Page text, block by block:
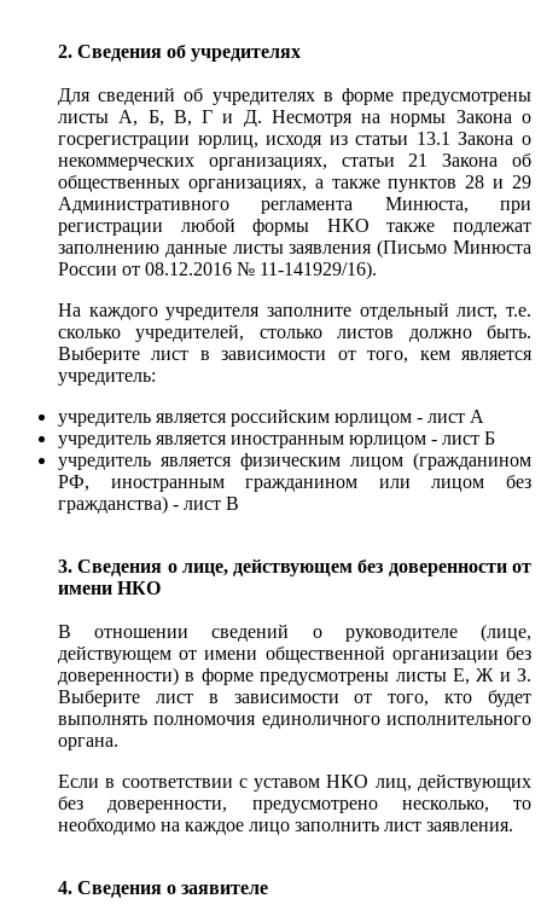
2. Сведения об учредителях
Для сведений об учредителях в форме предусмотрены
листы А, Б, В, Г и Д. Несмотря на нормы Закона о
госрегистрации юрлиц, исходя из статьи 13.1 Закона о
некоммерческих организациях, статьи 21 Закона об
общественных организациях, а также пунктов 28 и 29
Административного регламента Минюста, при
регистрации любой формы НКО также подлежат
заполнению данные листы заявления (Письмо Минюста
России от 08.12.2016 № 11-141929/16).
На каждого учредителя заполните отдельный лист, т.е.
сколько учредителей, столько листов должно быть.
Выберите лист в зависимости от того, кем является
учредитель:
учредитель является российским юрлицом - лист А
учредитель является иностранным юрлицом - лист Б
учредитель является физическим лицом (гражданином
РФ, иностранным гражданином или лицом без
гражданства) - лист В
3. Сведения о лице, действующем без доверенности от
имени НКО
В отношении сведений о руководителе (лице,
действующем от имени общественной организации без
доверенности) в форме предусмотрены листы Е, Ж и З.
Выберите лист в зависимости от того, кто будет
выполнять полномочия единоличного исполнительного
органа.
Если в соответствии с уставом НКО лиц, действующих
без доверенности, предусмотрено несколько, то
необходимо на каждое лицо заполнить лист заявления.
4. Сведения о заявителе